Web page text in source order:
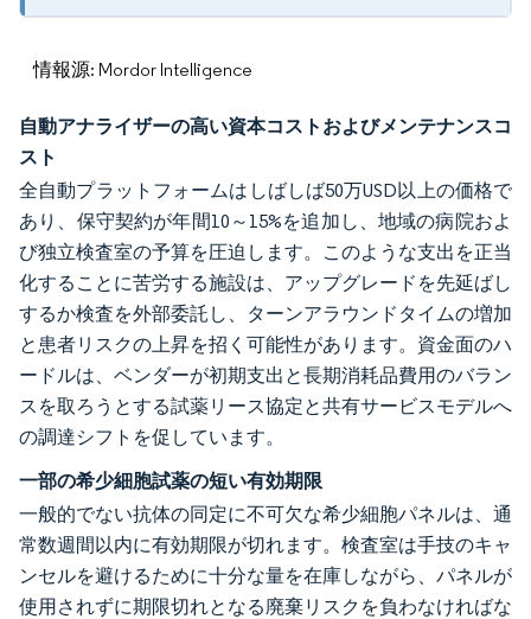
情報源: Mordor Intelligence
自動アナライザーの高い資本コストおよびメンテナンスコ
スト
全自動プラットフォームはしばしば50万USD以上の価格で
あり、保守契約が年間10～15%を追加し、地域の病院およ
び独立検査室の予算を圧迫します。このような支出を正当
化することに苦労する施設は、アップグレードを先延ばし
するか検査を外部委託し、ターンアラウンドタイムの増加
と患者リスクの上昇を招く可能性があります。資金面のハ
ードルは、ベンダーが初期支出と長期消耗品費用のバラン
スを取ろうとする試薬リース協定と共有サービスモデルへ
の調達シフトを促しています。
一部の希少細胞試薬の短い有効期限
一般的でない抗体の同定に不可欠な希少細胞パネルは、通
常数週間以内に有効期限が切れます。検査室は手技のキャ
ンセルを避けるために十分な量を在庫しながら、パネルが
使用されずに期限切れとなる廃棄リスクを負わなければな